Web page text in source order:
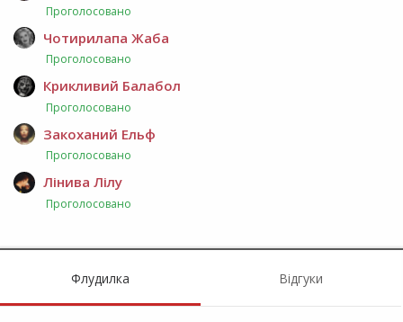
Проголосовано
Чотирилапа Жаба
Проголосовано
Крикливий Балабол
Проголосовано
Закоханий Ельф
Проголосовано
Лінива Лілу
Проголосовано
Флудилка Відгуки